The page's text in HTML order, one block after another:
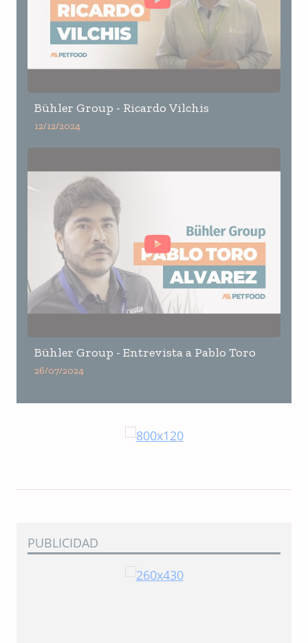
Bühler Group - Ricardo Vilchis
12/12/2024
Bühler Group - Entrevista a Pablo Toro
26/07/2024
PUBLICIDAD